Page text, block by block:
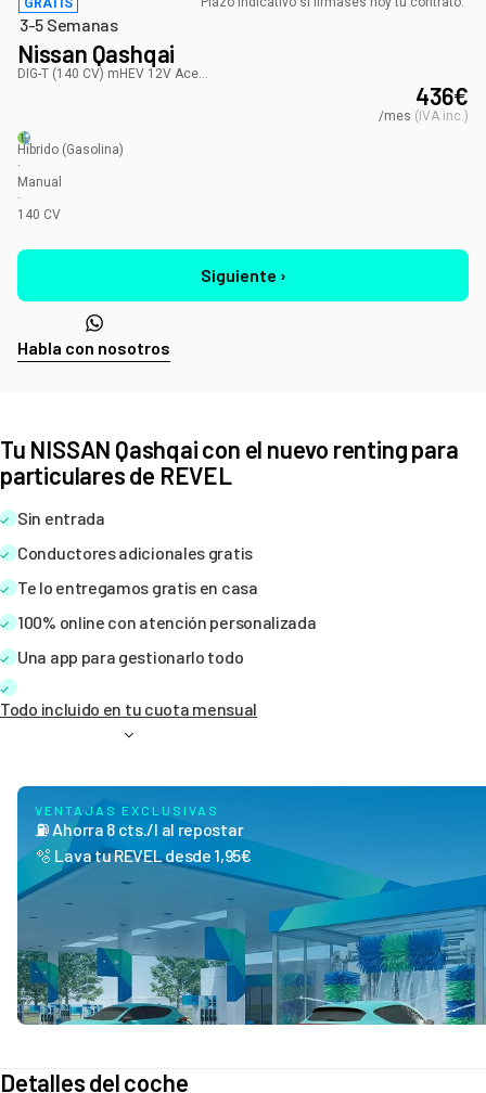
GRATIS
3-5 Semanas
Nissan Qashqai
DIG-T (140 CV) mHEV 12V Acenta
436€
/mes ( IVA inc.)
Híbrido (Gasolina)
·
Manual
·
140 CV
Siguiente ›
Habla con nosotros
Tu NISSAN Qashqai con el nuevo renting para
particulares de REVEL
Sin entrada
Conductores adicionales gratis
Te lo entregamos gratis en casa
100% online con atención personalizada
Una app para gestionarlo todo
Todo incluido en tu cuota mensual
VENTAJAS EXCLUSIVAS
⛽ Ahorra 8 cts./l al repostar
🫧 Lava tu REVEL desde 1,95€
Detalles del coche